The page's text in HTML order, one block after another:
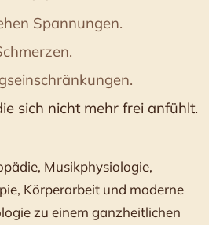
Spannungen.
sich nicht mehr frei anfühlt.
Musikphysiologie,
Körperarbeit und moderne
zu einem ganzheitlichen